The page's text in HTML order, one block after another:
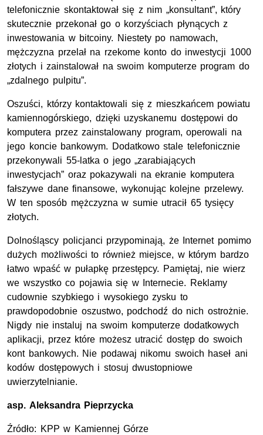
telefonicznie skontaktował się z nim „konsultant”, który
skutecznie przekonał go o korzyściach płynących z
inwestowania w bitcoiny. Niestety po namowach,
mężczyzna przelał na rzekome konto do inwestycji 1000
złotych i zainstalował na swoim komputerze program do
„zdalnego pulpitu”.
Oszuści, którzy kontaktowali się z mieszkańcem powiatu
kamiennogórskiego, dzięki uzyskanemu dostępowi do
komputera przez zainstalowany program, operowali na
jego koncie bankowym. Dodatkowo stale telefonicznie
przekonywali 55-latka o jego „zarabiających
inwestycjach” oraz pokazywali na ekranie komputera
fałszywe dane finansowe, wykonując kolejne przelewy.
W ten sposób mężczyzna w sumie utracił 65 tysięcy
złotych.
Dolnośląscy policjanci przypominają, że Internet pomimo
dużych możliwości to również miejsce, w którym bardzo
łatwo wpaść w pułapkę przestępcy. Pamiętaj, nie wierz
we wszystko co pojawia się w Internecie. Reklamy
cudownie szybkiego i wysokiego zysku to
prawdopodobnie oszustwo, podchodź do nich ostrożnie.
Nigdy nie instaluj na swoim komputerze dodatkowych
aplikacji, przez które możesz utracić dostęp do swoich
kont bankowych. Nie podawaj nikomu swoich haseł ani
kodów dostępowych i stosuj dwustopniowe
uwierzytelnianie.
asp. Aleksandra Pieprzycka
Źródło: KPP w Kamiennej Górze